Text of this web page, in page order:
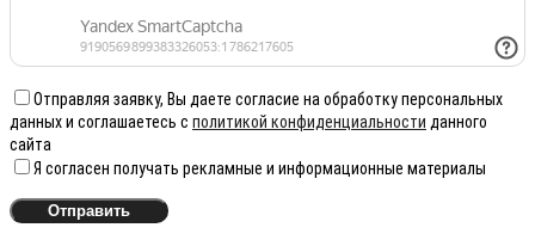
Отправляя заявку, Вы даете согласие на обработку персональных
данных и соглашаетесь с политикой конфиденциальности данного
сайта
Я согласен получать рекламные и информационные материалы